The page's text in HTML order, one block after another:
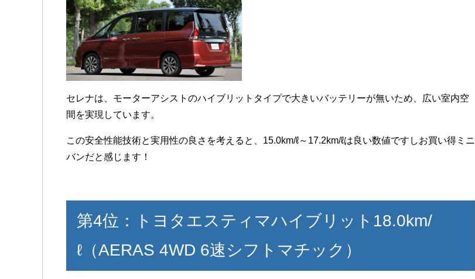
セレナは、モーターアシストのハイブリットタイプで大きいバッテリーが無いため、広い室内空
間を実現しています。
この安全性能技術と実用性の良さを考えると、15.0km/ℓ～17.2km/ℓは良い数値ですしお買い得ミニ
バンだと感じます！
第4位：トヨタエスティマハイブリット18.0km/
ℓ（AERAS 4WD 6速シフトマチック）